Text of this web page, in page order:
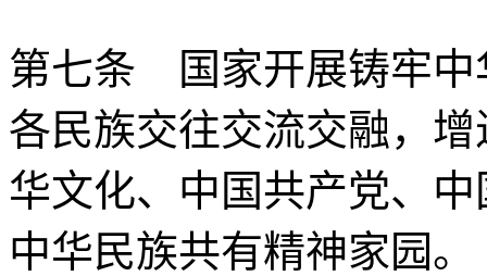
第七条 国家开展铸牢中
各民族交往交流交融，
华文化、中国共产党、
中华民族共有精神家园。